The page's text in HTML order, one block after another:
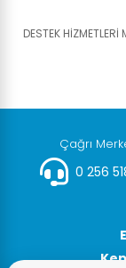
DESTEK HİZMETLERİ
Çağrı
0 256